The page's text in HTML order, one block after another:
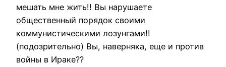
мешать мне жить!! Вы нарушаете
общественный порядок своими
коммунистическими лозунгами!!
(подозрительно) Вы, наверняка, еще и против
войны в Ираке??